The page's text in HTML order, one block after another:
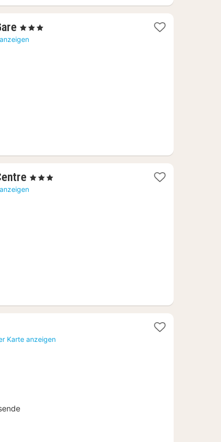
1
Nacht
, 3 Sterne
1
, 3 Sterne
Karte anzeigen